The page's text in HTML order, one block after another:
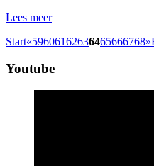
Lees meer
Start«59606162636465666768»
Youtube